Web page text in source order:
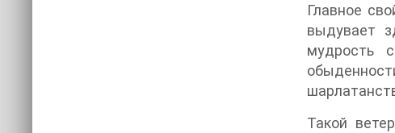
Главное
выдувает
мудрость
Такой